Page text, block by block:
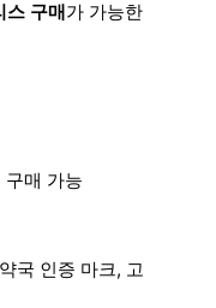
스 구매 가 가능한
구매 가능
국 인증 마크, 고